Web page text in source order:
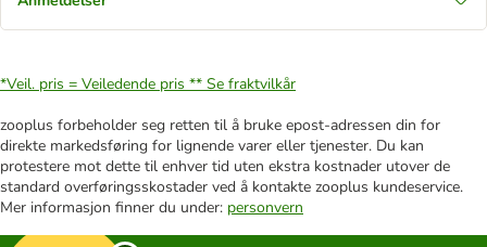
*Veil. pris = Veiledende pris ** Se fraktvilkår
zooplus forbeholder seg retten til å bruke epost-adressen din for
direkte markedsføring for lignende varer eller tjenester. Du kan
protestere mot dette til enhver tid uten ekstra kostnader utover de
standard overføringsskostader ved å kontakte zooplus kundeservice.
Mer informasjon finner du under: personvern